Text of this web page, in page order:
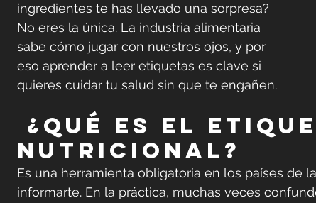
ingredientes te has llevado una sorpresa?
No eres la única. La industria alimentaria
sabe cómo jugar con nuestros ojos, y por
eso aprender a leer etiquetas es clave si
quieres cuidar tu salud sin que te engañen.
nutricional?
Es una herramienta obligatoria en los países de
informarte. En la práctica, muchas veces